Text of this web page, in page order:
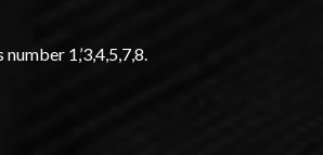
1,’3,4,5,7,8.